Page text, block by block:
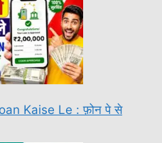
Kaise Le : फ़ोन पे से